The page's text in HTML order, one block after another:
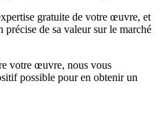
gratuite de votre œuvre, et
de sa valeur sur le marché
votre œuvre, nous vous
possible pour en obtenir un